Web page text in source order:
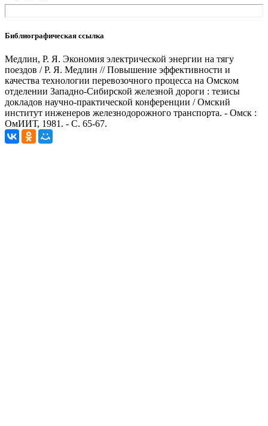
Библиографическая ссылка
Медлин, Р. Я. Экономия электрической энергии на тягу
поездов / Р. Я. Медлин // Повышение эффективности и
качества технологии перевозочного процесса на Омском
отделении Западно-Сибирской железной дороги : тезисы
докладов научно-практической конференции / Омский
институт инженеров железнодорожного транспорта. - Омск :
ОмИИТ, 1981. - С. 65-67.